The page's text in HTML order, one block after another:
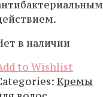
в наличии
to Wishlist
Кремы